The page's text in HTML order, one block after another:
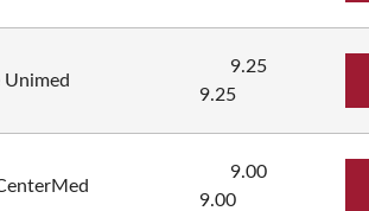
9.25
9.25
9.00
9.00